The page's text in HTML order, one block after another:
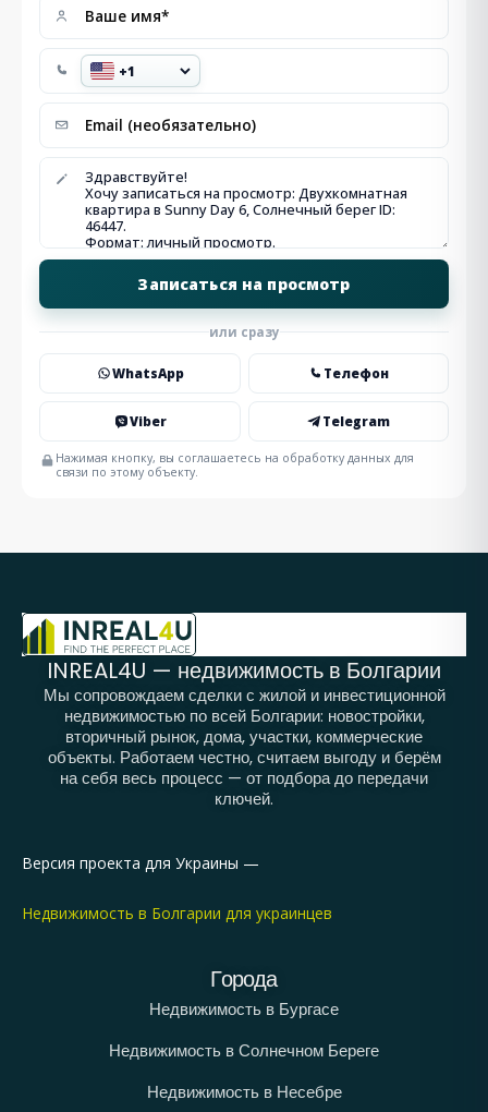
или сразу
WhatsApp Телефон
Viber Telegram
Нажимая кнопку, вы соглашаетесь на обработку данных для
связи по этому объекту.
INREAL4U — недвижимость в Болгарии
Мы сопровождаем сделки с жилой и инвестиционной
недвижимостью по всей Болгарии: новостройки,
вторичный рынок, дома, участки, коммерческие
объекты. Работаем честно, считаем выгоду и берём
на себя весь процесс — от подбора до передачи
ключей.
Версия проекта для Украины —
Недвижимость в Болгарии для украинцев
Города
Недвижимость в Бургасе
Недвижимость в Солнечном Береге
Недвижимость в Несебре